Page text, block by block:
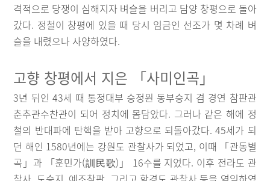
격적으로 당쟁이 심해지자 벼슬을 버리고 담양 창평으로 돌아
갔다. 정철이 창평에 있을 때 당시 임금인 선조가 몇 차례 벼
슬을 내렸으나 사양하였다.
고향 창평에서 지은 「사미인곡」
3년 뒤인 43세 때 통정대부 승정원 동부승지 겸 경연 참판관
춘추관수찬관이 되어 정치에 몸담았다. 그러나 같은 해에 정
철의 반대파에 탄핵을 받아 고향으로 되돌아갔다. 45세가 되
던 해인 1580년에는 강원도 관찰사가 되었고, 이때 「관동별
곡」과 「훈민가(訓民歌)」 16수를 지었다. 이후 전라도 관